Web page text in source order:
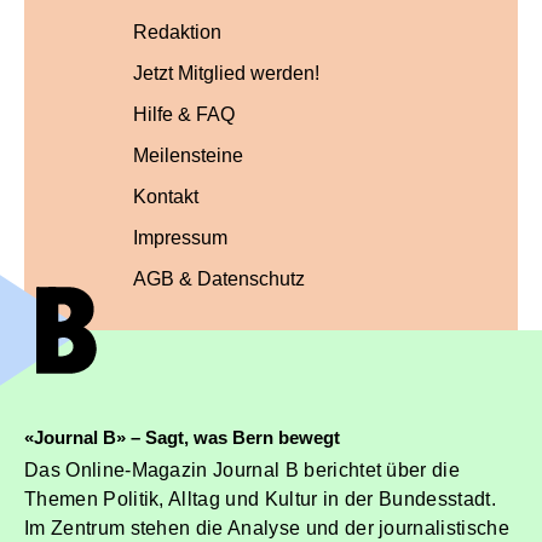
Redaktion
Jetzt Mitglied werden!
Hilfe & FAQ
Meilensteine
Kontakt
Impressum
AGB & Datenschutz
«Journal B» – Sagt, was Bern bewegt
Das Online-Magazin Journal B berichtet über die
Themen Politik, Alltag und Kultur in der Bundesstadt.
Im Zentrum stehen die Analyse und der journalistische